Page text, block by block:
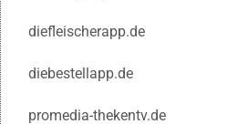
diefleischerapp.de
diebestellapp.de
promedia-thekentv.de